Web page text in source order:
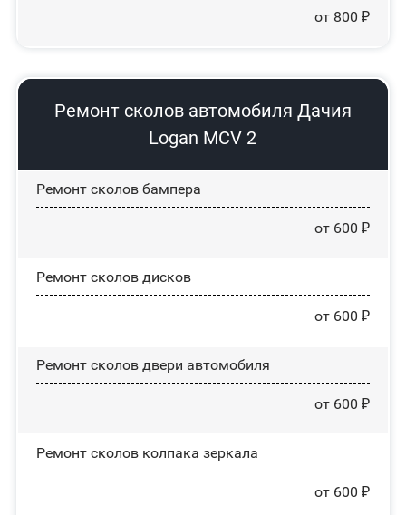
от 800 ₽
Ремонт сколов автомобиля Дачия
Logan MCV 2
Ремонт сколов бампера
от 600 ₽
Ремонт сколов дисков
от 600 ₽
Ремонт сколов двери автомобиля
от 600 ₽
Ремонт сколов колпака зеркала
от 600 ₽